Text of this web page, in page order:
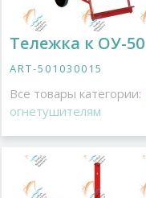
Тележка к ОУ-50
ART-501030015
Все товары категории:
огнетушителям